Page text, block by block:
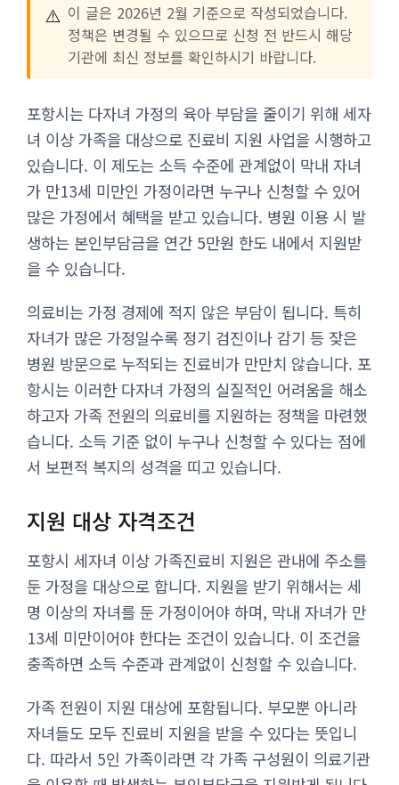
⚠️ 이 글은 2026년 2월 기준으로 작성되었습니다.
정책은 변경될 수 있으므로 신청 전 반드시 해당
기관에 최신 정보를 확인하시기 바랍니다.
포항시는 다자녀 가정의 육아 부담을 줄이기 위해 세자
녀 이상 가족을 대상으로 진료비 지원 사업을 시행하고
있습니다. 이 제도는 소득 수준에 관계없이 막내 자녀
가 만13세 미만인 가정이라면 누구나 신청할 수 있어
많은 가정에서 혜택을 받고 있습니다. 병원 이용 시 발
생하는 본인부담금을 연간 5만원 한도 내에서 지원받
을 수 있습니다.
의료비는 가정 경제에 적지 않은 부담이 됩니다. 특히
자녀가 많은 가정일수록 정기 검진이나 감기 등 잦은
병원 방문으로 누적되는 진료비가 만만치 않습니다. 포
항시는 이러한 다자녀 가정의 실질적인 어려움을 해소
하고자 가족 전원의 의료비를 지원하는 정책을 마련했
습니다. 소득 기준 없이 누구나 신청할 수 있다는 점에
서 보편적 복지의 성격을 띠고 있습니다.
지원 대상 자격조건
포항시 세자녀 이상 가족진료비 지원은 관내에 주소를
둔 가정을 대상으로 합니다. 지원을 받기 위해서는 세
명 이상의 자녀를 둔 가정이어야 하며, 막내 자녀가 만
13세 미만이어야 한다는 조건이 있습니다. 이 조건을
충족하면 소득 수준과 관계없이 신청할 수 있습니다.
가족 전원이 지원 대상에 포함됩니다. 부모뿐 아니라
자녀들도 모두 진료비 지원을 받을 수 있다는 뜻입니
다. 따라서 5인 가족이라면 각 가족 구성원이 의료기관